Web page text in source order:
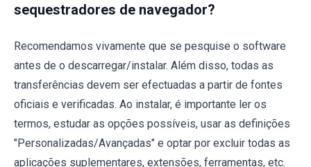
sequestradores de navegador?
Recomendamos vivamente que se pesquise o software
antes de o descarregar/instalar. Além disso, todas as
transferências devem ser efectuadas a partir de fontes
oficiais e verificadas. Ao instalar, é importante ler os
termos, estudar as opções possíveis, usar as definições
"Personalizadas/Avançadas" e optar por excluir todas as
aplicações suplementares, extensões, ferramentas, etc.